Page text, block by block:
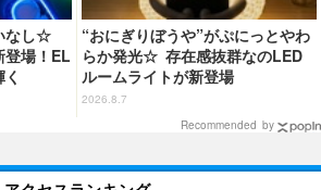
なし☆
登場！EL
“おにぎりぼうや”がぷにっとやわ
らか発光☆ 存在感抜群なのLED
ルームライトが新登場
2026.8.7
Recommended by